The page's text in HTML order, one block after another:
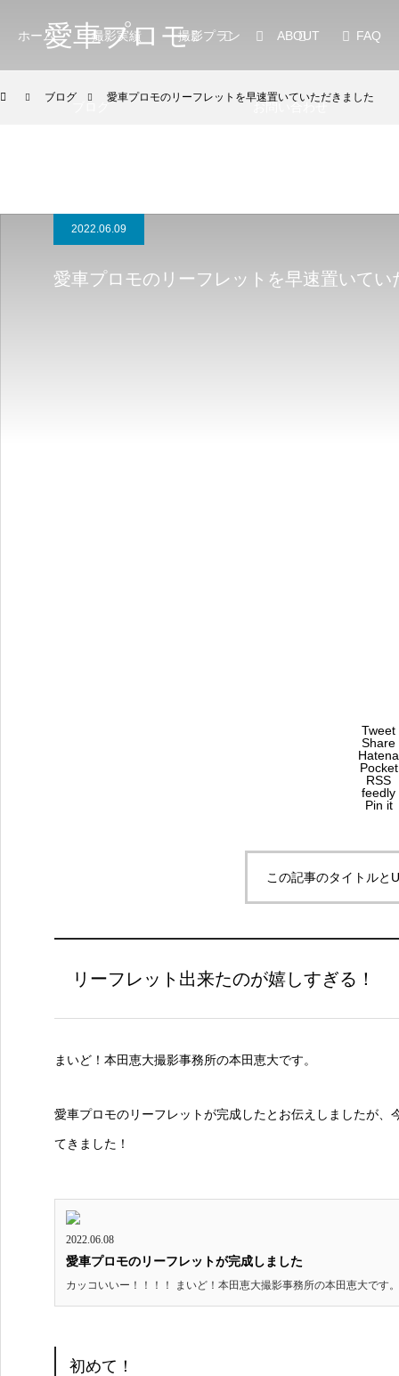
愛車プロモ
ホーム 撮影実績 撮影プラン ABOUT FAQ
ブログ お問い合わせ
ブログ 愛車プロモのリーフレットを早速置いていただきました
2022.06.09
愛車プロモのリーフレットを早速置いてい
Tweet
Share
Hatena
Pocket
RSS
feedly
Pin it
この記事のタイトルと
リーフレット出来たのが嬉しすぎる！
まいど！本田恵大撮影事務所の本田恵大です。
愛車プロモのリーフレットが完成したとお伝えしましたが
てきました！
2022.06.08
愛車プロモのリーフレットが完成しました
カッコいいー！！！！ まいど！本田恵大撮影事務所の本田恵大です
初めて！